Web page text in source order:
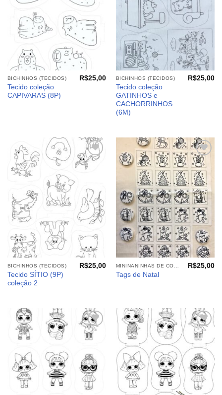
BICHINHOS (TECIDOS)
Tecido coleção
CAPIVARAS (8P)
R$25,00 BICHINHOS (TECIDOS)
Tecido coleção
GATINHOS e
CACHORRINHOS
(6M)
R$25,00
Adicionar
aos
BICHINHOS (TECIDOS)
Tecido SÍTIO (9P)
coleção 2
R$25,00
Adicionar
aos
meus
desejos
Tags de Natal
R$25,00
Adicionar
aos
desejos
Adicionar
aos
meus
desejos